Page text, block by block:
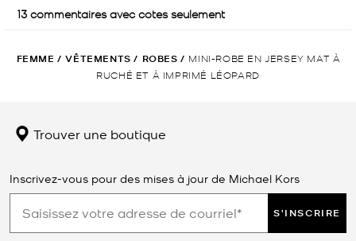
FEMME / VÊTEMENTS / ROBES / MINI-ROBE EN JERSEY MAT À
RUCHÉ ET À IMPRIMÉ LÉOPARD
Trouver une boutique
Inscrivez-vous pour des mises à jour de Michael Kors
S'INSCRIRE